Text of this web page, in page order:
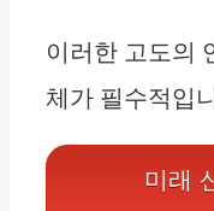
이러한 고도의
체가 필수적입
미래